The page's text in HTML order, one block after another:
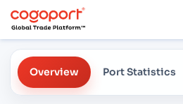
Overview Port Statistics